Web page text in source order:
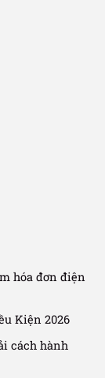
hóa đơn điện
Kiện 2026
cách hành